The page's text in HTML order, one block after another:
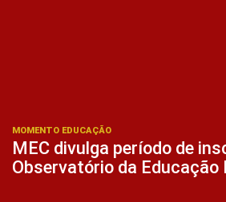
MOMENTO EDUCAÇÃO
MEC divulga período de
Observatório da Educação